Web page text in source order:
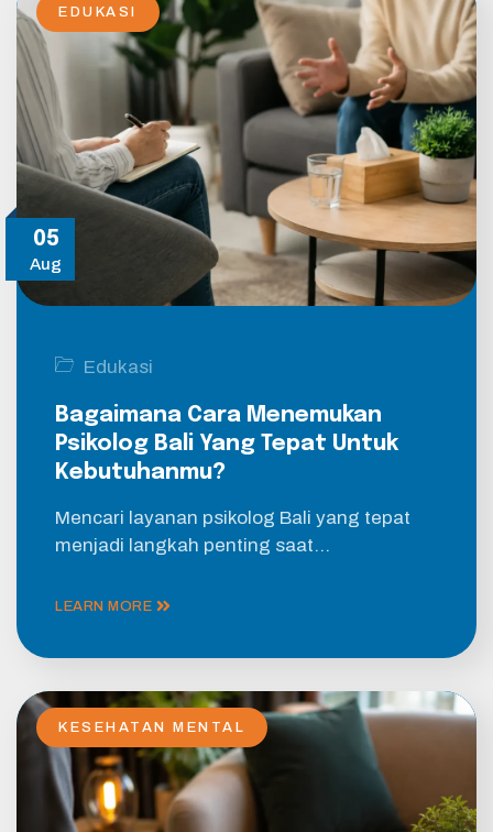
05
Aug
EDUKASI
Edukasi
Bagaimana Cara Menemukan
Psikolog Bali Yang Tepat Untuk
Kebutuhanmu?
Mencari layanan psikolog Bali yang tepat
menjadi langkah penting saat…
LEARN MORE
KESEHATAN MENTAL